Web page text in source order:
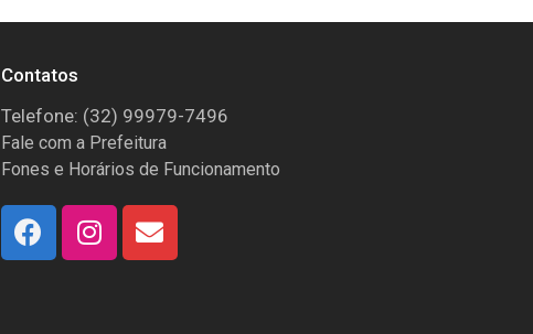
Contatos
Telefone: (32) 99979-7496
Fale com a Prefeitura
Fones e Horários de Funcionamento